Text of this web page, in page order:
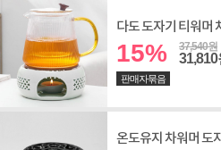
다도 도자기 티워머
15% 37,540원
31,810
판매자묶음
온도유지 차워머 도